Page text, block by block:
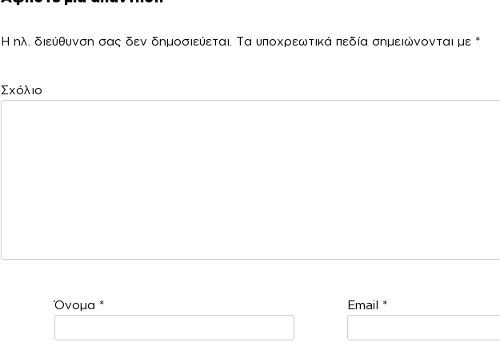
Η ηλ. διεύθυνση σας δεν δημοσιεύεται. Τα υποχρεωτικά πεδία σημειώνονται με *
Όνομα * Email *